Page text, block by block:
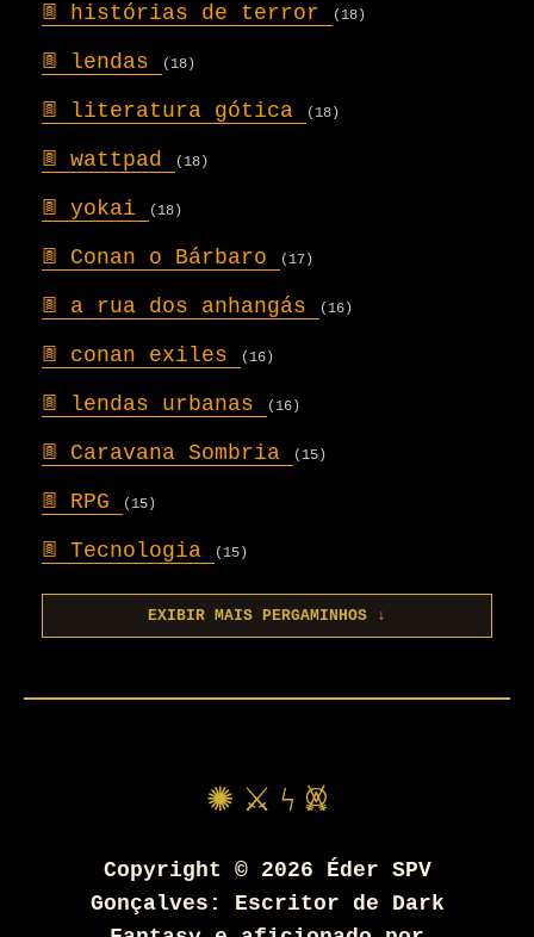
𖣍 histórias de terror (18)
𖣍 lendas (18)
𖣍 literatura gótica (18)
𖣍 wattpad (18)
𖣍 yokai (18)
𖣍 Conan o Bárbaro (17)
𖣍 a rua dos anhangás (16)
𖣍 conan exiles (16)
𖣍 lendas urbanas (16)
𖣍 Caravana Sombria (15)
𖣍 RPG (15)
𖣍 Tecnologia (15)
EXIBIR MAIS PERGAMINHOS ↓
✺ ⚔ ϟ 𖤙
Copyright © 2026 Éder SPV
Gonçalves: Escritor de Dark